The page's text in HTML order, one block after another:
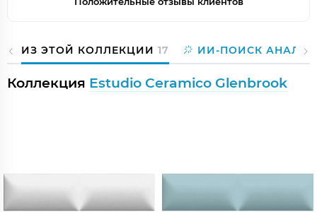
ИЗ ЭТОЙ КОЛЛЕКЦИИ 17 ИИ-ПОИСК
Коллекция Estudio Ceramico Glenbrook